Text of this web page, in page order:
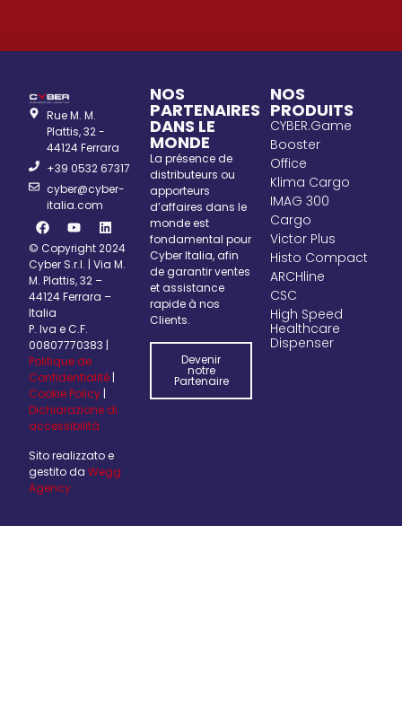
Rue M. M.
Plattis, 32 -
44124 Ferrara
+39 0532 67317
cyber@cyber-
italia.com
© Copyright 2024
Cyber S.r.l. | Via M.
M. Plattis, 32 –
44124 Ferrara –
Italia
P. Iva e C.F.
00807770383 |
Politique de
Confidentialité |
Cookie Policy |
Dichiarazione di
accessibilità
Sito realizzato e
gestito daWegg
Agency
NOS
PARTENAIRES
DANS LE
MONDE
La présence de
distributeurs ou
apporteurs
d’affaires dans le
monde est
fondamental pour
Cyber Italia, afin
de garantir ventes
et assistance
rapide à nos
Clients.
Devenir
notre
Partenaire
NOS
PRODUITS
CYBER.Game
Booster
Office
Klima Cargo
IMAG 300
Cargo
Victor Plus
Histo Compact
ARCHline
CSC
High Speed
Healthcare
Dispenser